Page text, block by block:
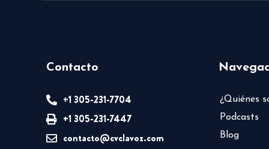
Contacto
+1 305-231-7704
+1 305-231-7447
contacto@cvclavoz.com
¿Quiénes
Podcasts
Blog